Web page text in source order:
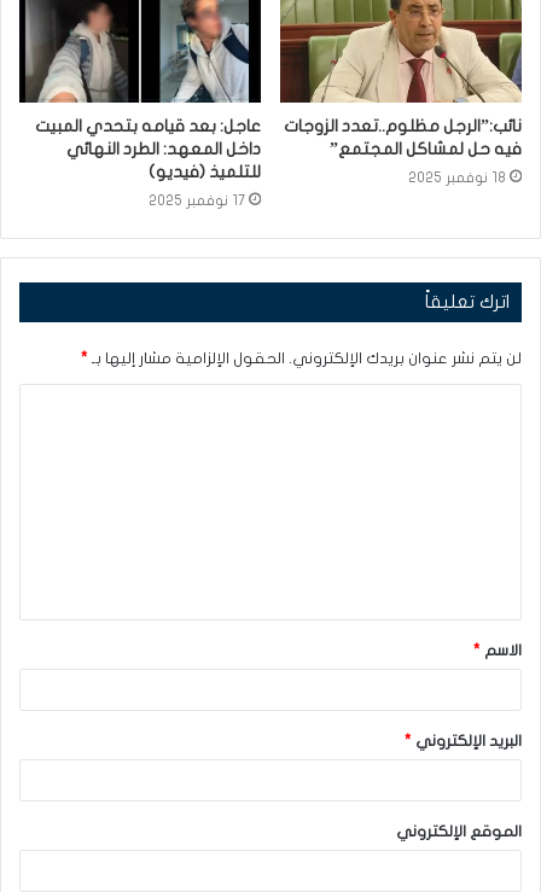
نائب:”الرجل مظلوم..تعدد الزوجات
فيه حل لمشاكل المجتمع”
18 نوفمبر 2025
عاجل: بعد قيامه بتحدي المبيت
داخل المعهد: الطرد النهائي
للتلميذ (فيديو)
17 نوفمبر 2025
اترك تعليقاً
لن يتم نشر عنوان بريدك الإلكتروني. الحقول الإلزامية مشار إليها بـ *
ق
*
الاسم *
البريد الإلكتروني *
الموقع الإلكتروني